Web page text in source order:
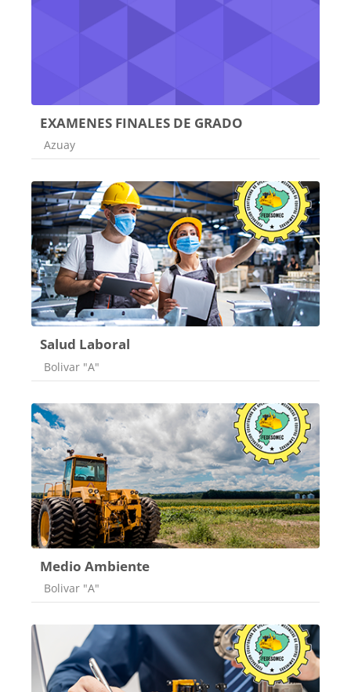
EXAMENES FINALES DE GRADO
Categoría de cursos
Azuay
Salud Laboral
Categoría de cursos
Bolivar "A"
Medio Ambiente
Categoría de cursos
Bolivar "A"